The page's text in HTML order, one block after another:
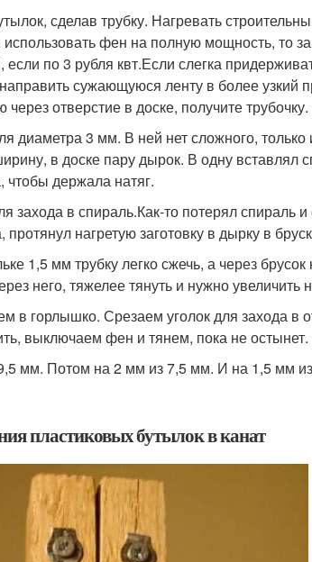
сделав трубку. Нагревать
фен на полную мощность, то
по 3 рубля квт.Если слегка
сужающуюся ленту в более узкий
отверстие в доске, получите трубочку.
диаметра 3 мм. В ней нет сложного, только
в доске пару дырок. В одну вставлял
чтобы держала натяг.
захода в спираль.Как-то потерял спираль
нагретую заготовку в дырку в
1,5 мм трубку легко сжечь, а через
него, тяжелее тянуть и нужно увеличить
в горлышко. Срезаем уголок для захода в
выключаем фен и тянем, пока не остынет.
мм. Потом на 2 мм из 7,5 мм. И на 1,5 мм
пластиковых бутылок в канат